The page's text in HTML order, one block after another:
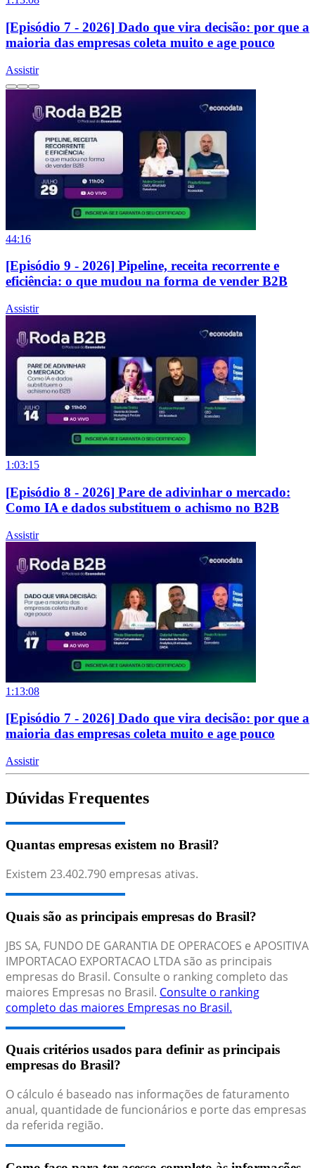
[Episódio 7 - 2026] Dado que vira decisão: por que a
maioria das empresas coleta muito e age pouco
Assistir
44:16
[Episódio 9 - 2026] Pipeline, receita recorrente e
eficiência: o que mudou na forma de vender B2B
Assistir
1:03:15
[Episódio 8 - 2026] Pare de adivinhar o mercado:
Como IA e dados substituem o achismo no B2B
Assistir
1:13:08
[Episódio 7 - 2026] Dado que vira decisão: por que a
maioria das empresas coleta muito e age pouco
Assistir
Dúvidas Frequentes
Quantas empresas existem no Brasil?
Existem 23.402.790 empresas ativas.
Quais são as principais empresas do Brasil?
JBS SA, FUNDO DE GARANTIA DE OPERACOES e APOSITIVA
IMPORTACAO EXPORTACAO LTDA são as principais
empresas do Brasil. Consulte o ranking completo das
maiores Empresas no Brasil. Consulte o ranking
completo das maiores Empresas no Brasil.
Quais critérios usados para definir as principais
empresas do Brasil?
O cálculo é baseado nas informações de faturamento
anual, quantidade de funcionários e porte das empresas
da referida região.